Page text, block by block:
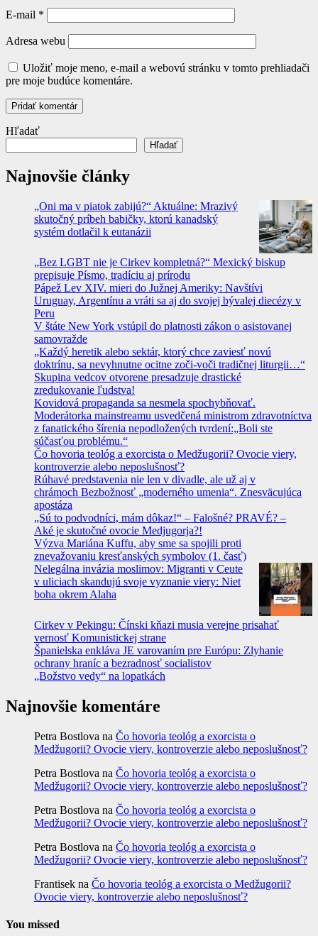
E-mail *
Adresa webu
Uložiť moje meno, e-mail a webovú stránku v tomto prehliadači
pre moje budúce komentáre.
Hľadať
Hľadať
Najnovšie články
„Oni ma v piatok zabijú?“ Aktuálne: Mrazivý
skutočný príbeh babičky, ktorú kanadský
systém dotlačil k eutanázii
„Bez LGBT nie je Cirkev kompletná?“ Mexický biskup
prepisuje Písmo, tradíciu aj prírodu
Pápež Lev XIV. mieri do Južnej Ameriky: Navštívi
Uruguay, Argentínu a vráti sa aj do svojej bývalej diecézy v
Peru
V štáte New York vstúpil do platnosti zákon o asistovanej
samovražde
„Každý heretik alebo sektár, ktorý chce zaviesť novú
doktrínu, sa nevyhnutne ocitne zoči-voči tradičnej liturgii…“
Skupina vedcov otvorene presadzuje drastické
zredukovanie ľudstva!
Kovidová propaganda sa nesmela spochybňovať.
Moderátorka mainstreamu usvedčená ministrom zdravotníctva
z fanatického šírenia nepodložených tvrdení:„Boli ste
súčasťou problému.“
Čo hovoria teológ a exorcista o Medžugorii? Ovocie viery,
kontroverzie alebo neposlušnosť?
Rúhavé predstavenia nie len v divadle, ale už aj v
chrámoch Bezbožnosť „moderného umenia“. Znesväcujúca
apostáza
„Sú to podvodníci, mám dôkaz!“ – Falošné? PRAVÉ? –
Aké je skutočné ovocie Medjugorja?!
Výzva Mariána Kuffu, aby sme sa spojili proti
znevažovaniu kresťanských symbolov (1. časť)
Nelegálna invázia moslimov: Migranti v Ceute
v uliciach skandujú svoje vyznanie viery: Niet
boha okrem Alaha
Cirkev v Pekingu: Čínski kňazi musia verejne prisahať
vernosť Komunistickej strane
Španielska enkláva JE varovaním pre Európu: Zlyhanie
ochrany hraníc a bezradnosť socialistov
„Božstvo vedy“ na lopatkách
Najnovšie komentáre
Petra Bostlova na Čo hovoria teológ a exorcista o
Medžugorii? Ovocie viery, kontroverzie alebo neposlušnosť?
Petra Bostlova na Čo hovoria teológ a exorcista o
Medžugorii? Ovocie viery, kontroverzie alebo neposlušnosť?
Petra Bostlova na Čo hovoria teológ a exorcista o
Medžugorii? Ovocie viery, kontroverzie alebo neposlušnosť?
Petra Bostlova na Čo hovoria teológ a exorcista o
Medžugorii? Ovocie viery, kontroverzie alebo neposlušnosť?
Frantisek na Čo hovoria teológ a exorcista o Medžugorii?
Ovocie viery, kontroverzie alebo neposlušnosť?
You missed